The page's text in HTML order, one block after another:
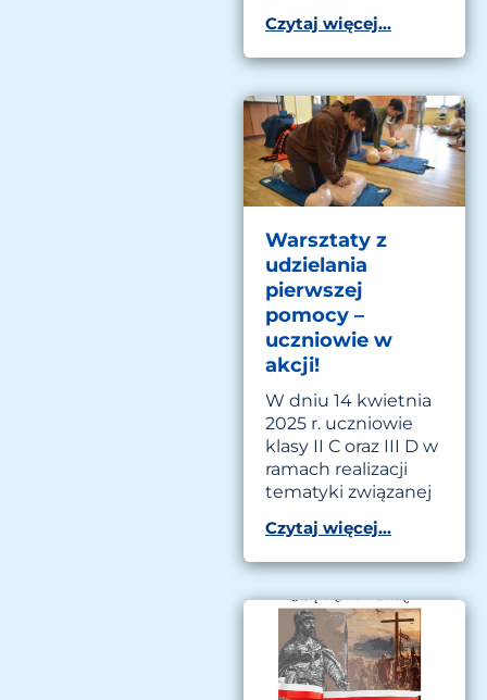
Czytaj więcej...
Warsztaty z
udzielania
pierwszej
pomocy –
uczniowie w
akcji!
W dniu 14 kwietnia
2025 r. uczniowie
klasy II C oraz III D w
ramach realizacji
tematyki związanej
Czytaj więcej...